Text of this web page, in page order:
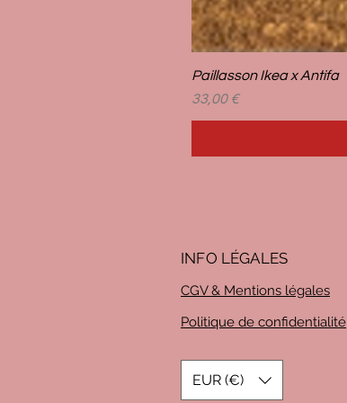
Paillasson Ikea x Antifa
Prix
33,00 €
INFO LÉGALES
CGV & Mentions légales
Politique de confidentialité
EUR (€)